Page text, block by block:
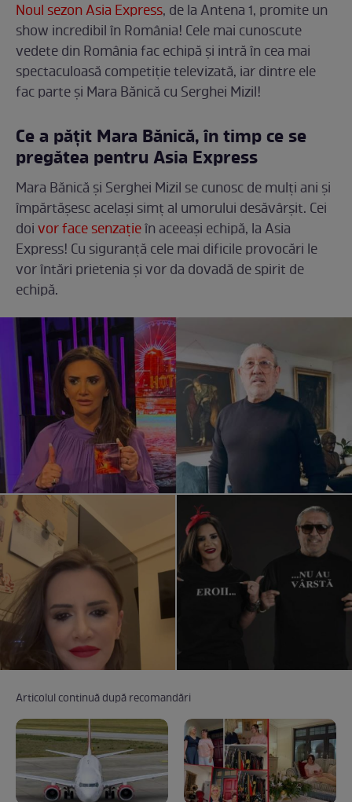
Noul sezon Asia Express, de la Antena 1, promite un
show incredibil în România! Cele mai cunoscute
vedete din România fac echipă și intră în cea mai
spectaculoasă competiție televizată, iar dintre ele
fac parte și Mara Bănică cu Serghei Mizil!
Ce a pățit Mara Bănică, în timp ce se
pregătea pentru Asia Express
Mara Bănică și Serghei Mizil se cunosc de mulți ani și
împărtășesc același simț al umorului desăvârșit. Cei
doivor face senzațieîn aceeași echipă, la Asia
Express! Cu siguranță cele mai dificile provocări le
vor întări prietenia și vor da dovadă de spirit de
echipă.
Articolul continuă după recomandări